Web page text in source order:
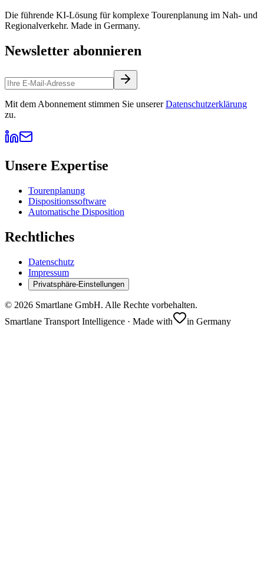
Die führende KI-Lösung für komplexe Tourenplanung im Nah- und
Regionalverkehr. Made in Germany.
Newsletter abonnieren
Mit dem Abonnement stimmen Sie unserer Datenschutzerklärung
zu.
Unsere Expertise
Tourenplanung
Dispositionssoftware
Automatische Disposition
Rechtliches
Datenschutz
Impressum
Privatsphäre-Einstellungen
© 2026 Smartlane GmbH. Alle Rechte vorbehalten.
Smartlane Transport Intelligence · Made with
in Germany